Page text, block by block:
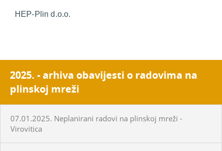
HEP-Plin d.o.o.
2025. - arhiva obavijesti o radovima na
plinskoj mreži
07.01.2025. Neplanirani radovi na plinskoj mreži -
Virovitica